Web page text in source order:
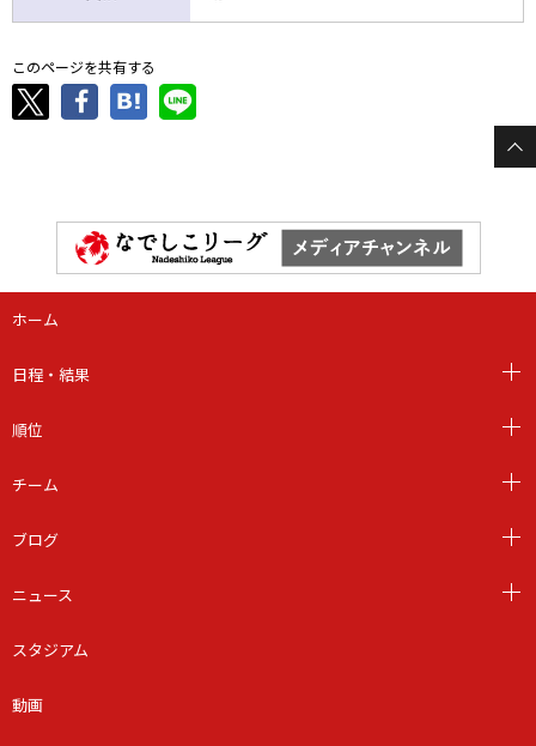
このページを共有する
ホーム
日程・結果
順位
チーム
ブログ
ニュース
スタジアム
動画